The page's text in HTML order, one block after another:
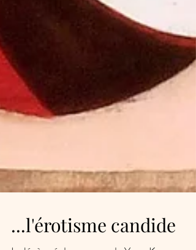
...l'érotisme candide